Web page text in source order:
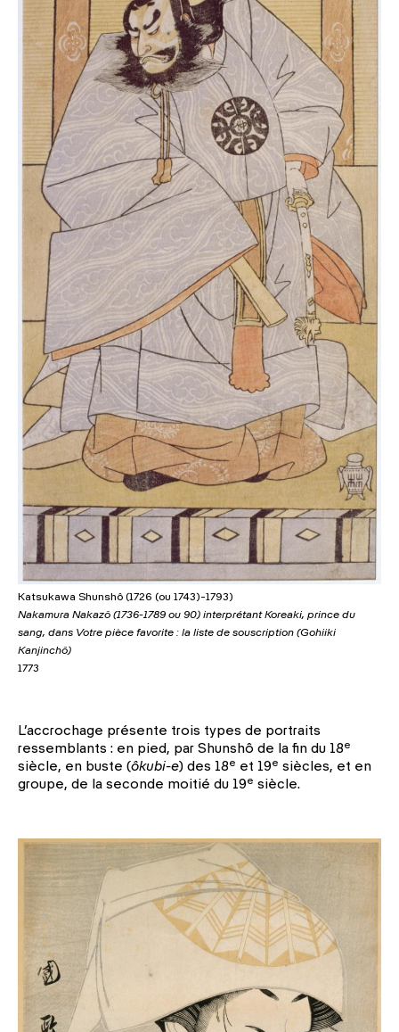
Katsukawa Shunshô (1726 (ou 1743)-1793)
Nakamura Nakazô (1736-1789 ou 90) interprétant Koreaki, prince du
sang, dans Votre pièce favorite : la liste de souscription (Gohiiki
Kanjinchô)
1773
L’accrochage présente trois types de portraits
ressemblants : en pied, par Shunshô de la fin du 18 e
siècle, en buste (ôkubi-e) des 18 e et 19 e siècles, et en
groupe, de la seconde moitié du 19 e siècle.